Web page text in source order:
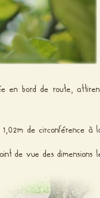
en bord de route,
de circonférence à
de vue des dimensions